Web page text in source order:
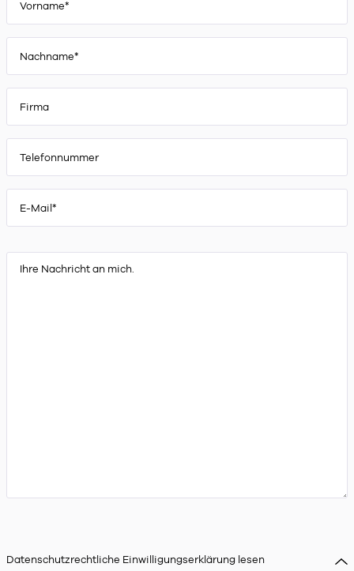
Datenschutzrechtliche Einwilligungserklärung lesen